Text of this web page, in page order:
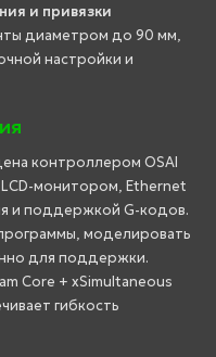
и привязки
диаметром до 90 мм,
настройки и
контроллером OSAI
монитором, Ethernet
и поддержкой G-кодов.
моделировать
для поддержки.
Core + xSimultaneous
гибкость